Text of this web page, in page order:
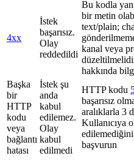
4xx
İstek
başarısız.
Olay
reddedildi
Bu kodla
bir metin
text/plain;
kanal veya
hakkında
Başka
bir
HTTP
kodu
veya
bağlantı
hatası
İstek şu
anda
kabul
edilemez.
Olay
kabul
edilmedi
HTTP kodu
başarısız
aralıklarla 3
Kullanıcıya
başvurun